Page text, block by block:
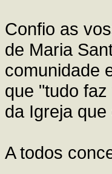
Confio as
de Maria
comunidade
que "tudo
da Igreja
A todos